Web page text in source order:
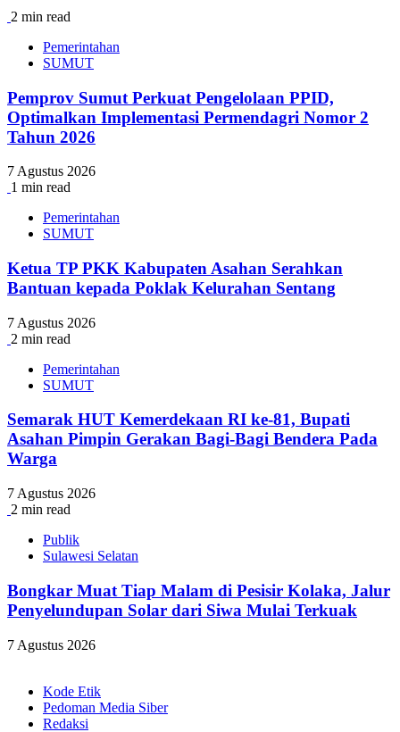
2 min read
Pemerintahan
SUMUT
Pemprov Sumut Perkuat Pengelolaan PPID,
Optimalkan Implementasi Permendagri Nomor 2
Tahun 2026
7 Agustus 2026
1 min read
Pemerintahan
SUMUT
Ketua TP PKK Kabupaten Asahan Serahkan
Bantuan kepada Poklak Kelurahan Sentang
7 Agustus 2026
2 min read
Pemerintahan
SUMUT
Semarak HUT Kemerdekaan RI ke-81, Bupati
Asahan Pimpin Gerakan Bagi-Bagi Bendera Pada
Warga
7 Agustus 2026
2 min read
Publik
Sulawesi Selatan
Bongkar Muat Tiap Malam di Pesisir Kolaka, Jalur
Penyelundupan Solar dari Siwa Mulai Terkuak
7 Agustus 2026
Kode Etik
Pedoman Media Siber
Redaksi